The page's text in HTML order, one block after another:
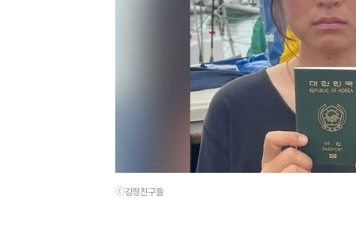
ⓒ강정친구들